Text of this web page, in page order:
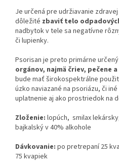
Je určená pre udržiavanie
dôležité zbaviť telo
nadbytok v tele sa negatívne
či lupienky.
Psorisan je preto primárne určený
orgánov, najmä čriev, pečene
bude mať širokospektrálne
úzko naviazané na psoriázu, či
uplatnenie aj ako prostriedok na
Zloženie: lopúch, smilax
bajkalský v 40% alkohole
Dávkovanie: po pretrepaní 25
75 kvapiek